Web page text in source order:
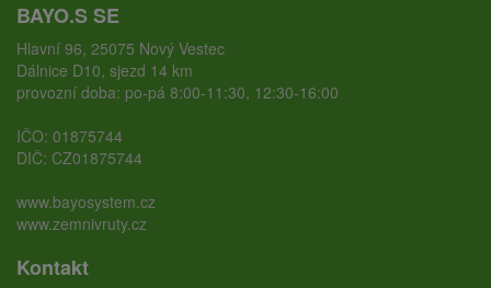
BAYO.S SE
Hlavní 96, 25075 Nový Vestec
Dálnice D10, sjezd 14 km
provozní doba: po-pá 8:00-11:30, 12:30-16:00
IČO: 01875744
DIČ: CZ01875744
www.bayosystem.cz
www.zemnivruty.cz
Kontakt